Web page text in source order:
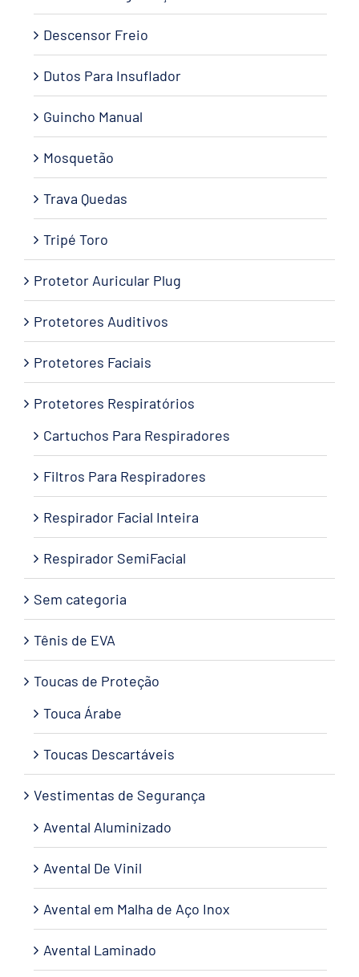
Descensor Freio
Dutos Para Insuflador
Guincho Manual
Mosquetão
Trava Quedas
Tripé Toro
Protetor Auricular Plug
Protetores Auditivos
Protetores Faciais
Protetores Respiratórios
Cartuchos Para Respiradores
Filtros Para Respiradores
Respirador Facial Inteira
Respirador SemiFacial
Sem categoria
Tênis de EVA
Toucas de Proteção
Touca Árabe
Toucas Descartáveis
Vestimentas de Segurança
Avental Aluminizado
Avental De Vinil
Avental em Malha de Aço Inox
Avental Laminado